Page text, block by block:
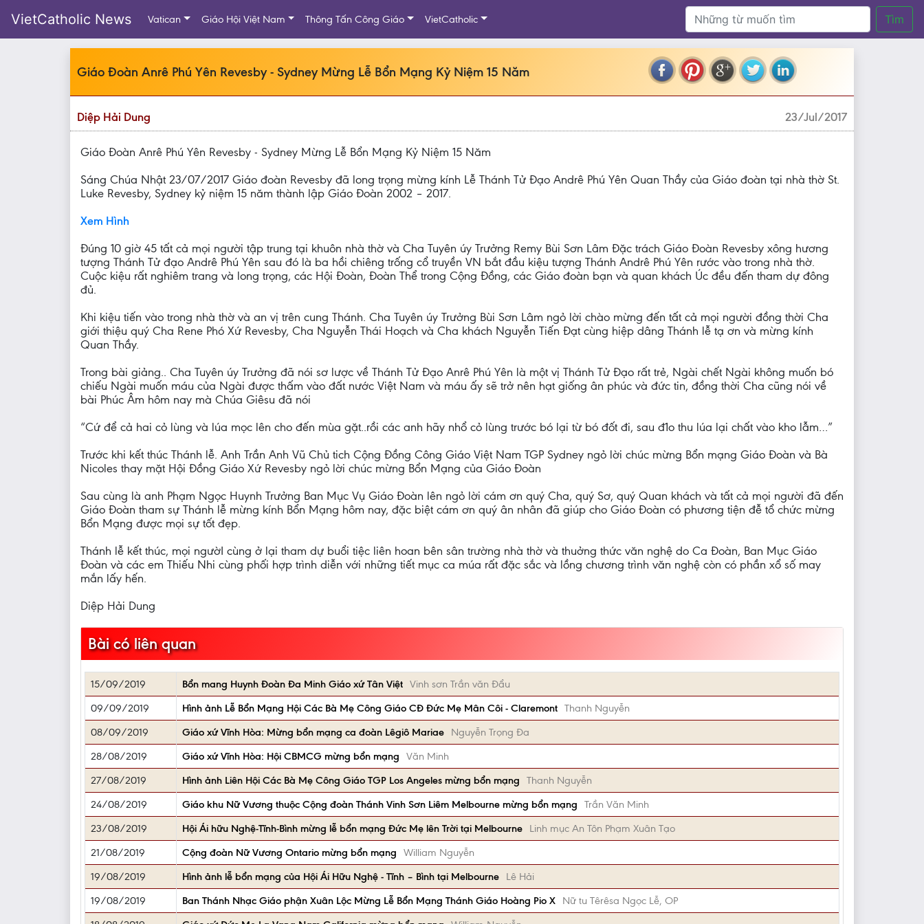
VietCatholic News Vatican Giáo Hội Việt Nam Thông Tấn Công Giáo VietCatholic Tìm
Giáo Đoàn Anrê Phú Yên Revesby - Sydney Mừng Lễ Bổn Mạng Kỷ Niệm 15 Năm
Diệp Hải Dung 23/Jul/2017
Giáo Đoàn Anrê Phú Yên Revesby - Sydney Mừng Lễ Bổn Mạng Kỷ Niệm 15 Năm
Sáng Chúa Nhật 23/07/2017 Giáo đoàn Revesby đã long trọng mừng kính Lễ Thánh Tử Đạo Andrê Phú Yên Quan Thầy của Giáo đoàn tại nhà thờ St.
Luke Revesby, Sydney kỷ niệm 15 năm thành lập Giáo Đoàn 2002 – 2017.
Xem Hình
Đúng 10 giờ 45 tất cả mọi người tập trung tại khuôn nhà thờ và Cha Tuyên úy Trưởng Remy Bùi Sơn Lâm Đặc trách Giáo Đoàn Revesby xông hương
tượng Thánh Tử đạo Andrê Phú Yên sau đó là ba hồi chiêng trống cổ truyền VN bắt đầu kiệu tượng Thánh Andrê Phú Yên rước vào trong nhà thờ.
Cuộc kiệu rất nghiêm trang và long trọng, các Hội Đoàn, Đoàn Thể trong Cộng Đồng, các Giáo đoàn bạn và quan khách Úc đều đến tham dự đông
đủ.
Khi kiệu tiến vào trong nhà thờ và an vị trên cung Thánh. Cha Tuyên úy Trưởng Bùi Sơn Lâm ngỏ lời chào mừng đến tất cả mọi người đồng thời Cha
giới thiệu quý Cha Rene Phó Xứ Revesby, Cha Nguyễn Thái Hoạch và Cha khách Nguyễn Tiến Đạt cùng hiệp dâng Thánh lễ tạ ơn và mừng kính
Quan Thầy.
Trong bài giảng.. Cha Tuyên úy Trưởng đã nói sơ lược về Thánh Tử Đạo Anrê Phú Yên là một vị Thánh Tử Đạo rất trẻ, Ngài chết Ngài không muốn bó
chiếu Ngài muốn máu của Ngài được thấm vào đất nước Việt Nam và máu ấy sẽ trở nên hạt giống ân phúc và đức tin, đồng thời Cha cũng nói về
bài Phúc Âm hôm nay mà Chúa Giêsu đã nói
“Cứ để cả hai cỏ lùng và lúa mọc lên cho đến mùa gặt..rồi các anh hãy nhổ cỏ lùng trước bó lại từ bó đốt đi, sau đ1o thu lúa lại chất vào kho lẫm…”
Trước khi kết thúc Thánh lễ. Anh Trần Anh Vũ Chủ tich Cộng Đồng Công Giáo Việt Nam TGP Sydney ngỏ lời chúc mừng Bổn mạng Giáo Đoàn và Bà
Nicoles thay mặt Hội Đồng Giáo Xứ Revesby ngỏ lời chúc mừng Bổn Mạng của Giáo Đoàn
Sau cùng là anh Phạm Ngọc Huynh Trưởng Ban Mục Vụ Giáo Đoàn lên ngỏ lời cám ơn quý Cha, quý Sơ, quý Quan khách và tất cả mọi người đã đến
Giáo Đoàn tham sự Thánh lễ mừng kính Bổn Mạng hôm nay, đặc biệt cám ơn quý ân nhân đã giúp cho Giáo Đoàn có phương tiện đễ tổ chức mừng
Bổn Mạng được mọi sự tốt đẹp.
Thánh lễ kết thúc, mọi ngườI cùng ở lại tham dự buổi tiệc liên hoan bên sân trường nhà thờ và thuởng thức văn nghệ do Ca Đoàn, Ban Mục Giáo
Đoàn và các em Thiếu Nhi cùng phối hợp trình diễn với những tiết mục ca múa rất đặc sắc và lồng chương trình văn nghệ còn có phần xổ số may
mắn lấy hến.
Diệp Hải Dung
Bài có liên quan
15/09/2019 Bổn mang Huynh Đoàn Đa Minh Giáo xứ Tân Việt Vinh sơn Trần văn Đẩu
09/09/2019
Hình ảnh Lễ Bổn Mạng Hội Các Bà Mẹ Công Giáo CĐ Đức Mẹ Mân Côi - Claremont Thanh Nguyễn
08/09/2019
Giáo xứ Vĩnh Hòa: Mừng bổn mạng ca đoàn Lêgiô Mariae
Nguyễn Trọng Đa
28/08/2019
Giáo xứ Vĩnh Hòa: Hội CBMCG mừng bổn mạng
Văn Minh
27/08/2019
Hình ảnh Liên Hội Các Bà Mẹ Công Giáo TGP Los Angeles mừng bổn mạng
Thanh Nguyễn
24/08/2019
Giáo khu Nữ Vương thuộc Cộng đoàn Thánh Vinh Sơn Liêm Melbourne mừng bổn mạng
Trần Văn Minh
23/08/2019
Hội Ái hữu Nghệ-Tĩnh-Bình mừng lễ bổn mạng Đức Mẹ lên Trời tại Melbourne
Linh mục An Tôn Phạm Xuân Tạo
21/08/2019
Cộng đoàn Nữ Vương Ontario mừng bổn mạng
William Nguyễn
19/08/2019
Hình ảnh lễ bổn mạng của Hội Ái Hữu Nghệ - Tĩnh – Bình tại Melbourne
Lê Hải
19/08/2019
Ban Thánh Nhạc Giáo phận Xuân Lộc Mừng Lễ Bổn Mạng Thánh Giáo Hoàng Pio X
Nữ tu Têrêsa Ngọc Lễ, OP